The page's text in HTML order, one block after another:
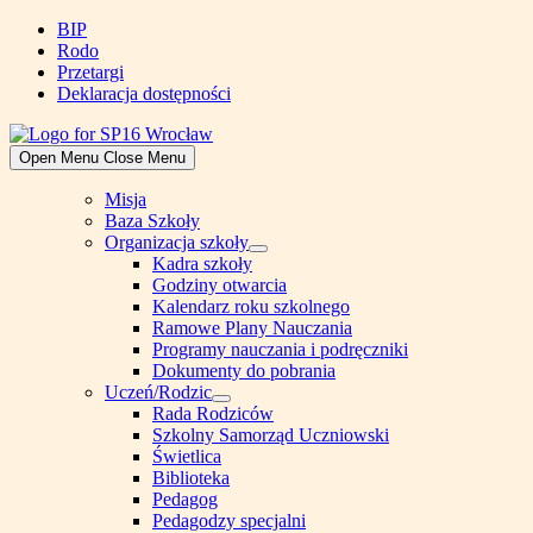
Skip
content
BIP
Rodo
Przetargi
Deklaracja dostępności
Open Menu Close Menu
Misja
Baza Szkoły
Organizacja szkoły
Show
sub
menu
Kadra szkoły
Godziny otwarcia
Kalendarz roku szkolnego
Ramowe Plany Nauczania
Programy nauczania i podręczniki
Dokumenty do pobrania
Uczeń/Rodzic
Show
sub
menu
Rada Rodziców
Szkolny Samorząd Uczniowski
Świetlica
Biblioteka
Pedagog
Pedagodzy specjalni